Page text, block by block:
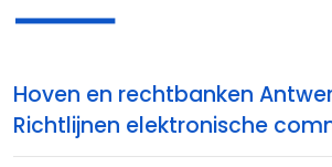
Hoven en rechtbanken
Richtlijnen elektronische